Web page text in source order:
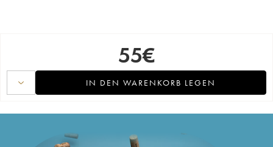
55€
IN DEN WARENKORB LEGEN